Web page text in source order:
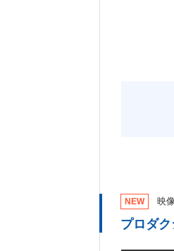
NEW 映
プロダ